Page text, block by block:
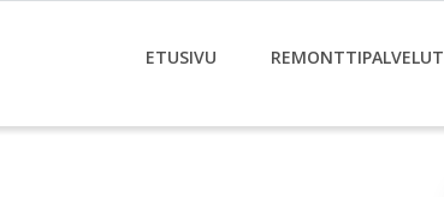
ETUSIVU REMONTTIPALVELUT